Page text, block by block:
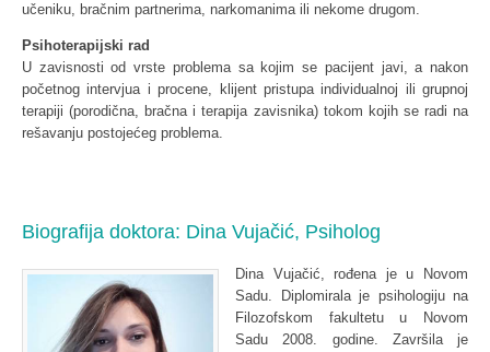
učeniku, bračnim partnerima, narkomanima ili nekome drugom.
Psihoterapijski rad
U zavisnosti od vrste problema sa kojim se pacijent javi, a nakon
početnog intervjua i procene, klijent pristupa individualnoj ili grupnoj
terapiji (porodična, bračna i terapija zavisnika) tokom kojih se radi na
rešavanju postojećeg problema.
Biografija doktora: Dina Vujačić, Psiholog
Dina Vujačić, rođena je u Novom
Sadu. Diplomirala je psihologiju na
Filozofskom fakultetu u Novom
Sadu 2008. godine. Završila je